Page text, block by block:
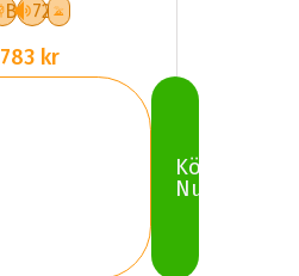
B 72
783 kr
Köp
Nu